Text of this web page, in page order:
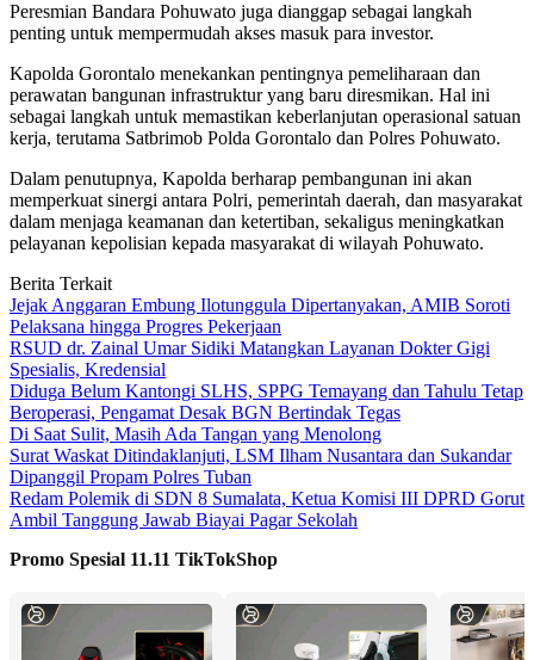
Peresmian Bandara Pohuwato juga dianggap sebagai langkah
penting untuk mempermudah akses masuk para investor.
Kapolda Gorontalo menekankan pentingnya pemeliharaan dan
perawatan bangunan infrastruktur yang baru diresmikan. Hal ini
sebagai langkah untuk memastikan keberlanjutan operasional satuan
kerja, terutama Satbrimob Polda Gorontalo dan Polres Pohuwato.
Dalam penutupnya, Kapolda berharap pembangunan ini akan
memperkuat sinergi antara Polri, pemerintah daerah, dan masyarakat
dalam menjaga keamanan dan ketertiban, sekaligus meningkatkan
pelayanan kepolisian kepada masyarakat di wilayah Pohuwato.
Berita Terkait
Jejak Anggaran Embung Ilotunggula Dipertanyakan, AMIB Soroti
Pelaksana hingga Progres Pekerjaan
RSUD dr. Zainal Umar Sidiki Matangkan Layanan Dokter Gigi
Spesialis, Kredensial
Diduga Belum Kantongi SLHS, SPPG Temayang dan Tahulu Tetap
Beroperasi, Pengamat Desak BGN Bertindak Tegas
Di Saat Sulit, Masih Ada Tangan yang Menolong
Surat Waskat Ditindaklanjuti, LSM Ilham Nusantara dan Sukandar
Dipanggil Propam Polres Tuban
Redam Polemik di SDN 8 Sumalata, Ketua Komisi III DPRD Gorut
Ambil Tanggung Jawab Biayai Pagar Sekolah
Promo Spesial 11.11 TikTokShop